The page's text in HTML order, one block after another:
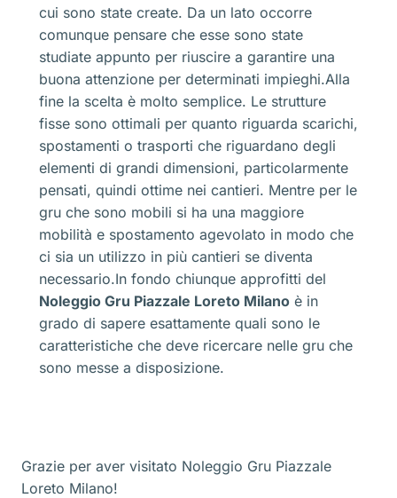
cui sono state create. Da un lato occorre
comunque pensare che esse sono state
studiate appunto per riuscire a garantire una
buona attenzione per determinati impieghi.Alla
fine la scelta è molto semplice. Le strutture
fisse sono ottimali per quanto riguarda scarichi,
spostamenti o trasporti che riguardano degli
elementi di grandi dimensioni, particolarmente
pensati, quindi ottime nei cantieri. Mentre per le
gru che sono mobili si ha una maggiore
mobilità e spostamento agevolato in modo che
ci sia un utilizzo in più cantieri se diventa
necessario.In fondo chiunque approfitti del
Noleggio Gru Piazzale Loreto Milano è in
grado di sapere esattamente quali sono le
caratteristiche che deve ricercare nelle gru che
sono messe a disposizione.
Grazie per aver visitato Noleggio Gru Piazzale
Loreto Milano!